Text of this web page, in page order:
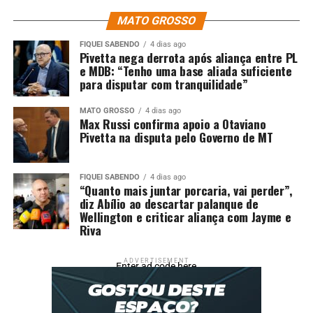
Beber, ressaltou o papel sustentável da agricultura
mato-grossense.
“Nosso sistema de produção de soja e milho gera um
saldo positivo de 1,9 tonelada de carbono retirada da
atmosfera. Ou seja, além de ofertar alimento, nós
também ajudamos a despoluir o meio ambiente”.
Pivetta também reforçou o compromisso ambiental do
estado.
“Cada hectare que hoje ocupamos, fazemos um desfrute
da terra melhor que qualquer outro país no mundo.
Fazemos uma agricultura com alta produção, sem
Camila acrescentou que a busca por inovação
tecnológica e boas práticas ambientais é um dos pilares
MATO GROSSO
FIQUEI SABENDO 4 dias ago
Pivetta nega derrota após aliança entre PL
e MDB: “Tenho uma base aliada suficiente
para disputar com tranquilidade”
MATO GROSSO 4 dias ago
Max Russi confirma apoio a Otaviano
Pivetta na disputa pelo Governo de MT
FIQUEI SABENDO 4 dias ago
“Quanto mais juntar porcaria, vai perder”,
diz Abílio ao descartar palanque de
Wellington e criticar aliança com Jayme e
Riva
ADVERTISEMENT
Enter ad code here